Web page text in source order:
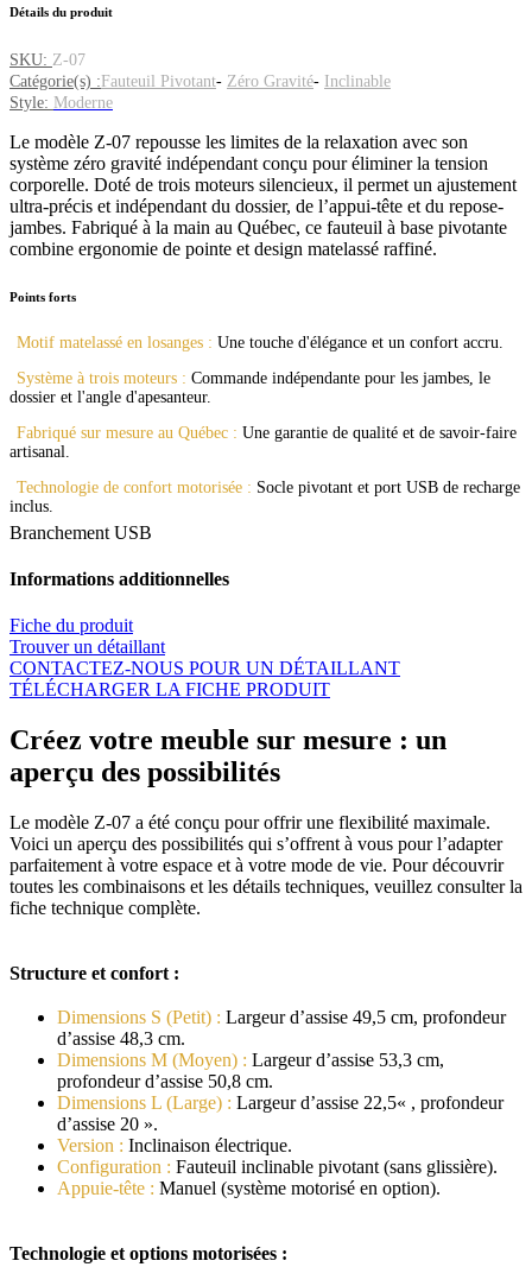
Détails du produit
SKU: Z-07
Catégorie(s) :Fauteuil Pivotant- Zéro Gravité- Inclinable
Style: Moderne
Le modèle Z-07 repousse les limites de la relaxation avec son
système zéro gravité indépendant conçu pour éliminer la tension
corporelle. Doté de trois moteurs silencieux, il permet un ajustement
ultra-précis et indépendant du dossier, de l’appui-tête et du repose-
jambes. Fabriqué à la main au Québec, ce fauteuil à base pivotante
combine ergonomie de pointe et design matelassé raffiné.
Points forts
Motif matelassé en losanges : Une touche d'élégance et un confort accru.
Système à trois moteurs : Commande indépendante pour les jambes, le
dossier et l'angle d'apesanteur.
Fabriqué sur mesure au Québec : Une garantie de qualité et de savoir-faire
artisanal.
Technologie de confort motorisée : Socle pivotant et port USB de recharge
inclus.
Branchement USB
Informations additionnelles
Fiche du produit
Trouver un détaillant
CONTACTEZ-NOUS POUR UN DÉTAILLANT
TÉLÉCHARGER LA FICHE PRODUIT
Créez votre meuble sur mesure : un
aperçu des possibilités
Le modèle Z-07 a été conçu pour offrir une flexibilité maximale.
Voici un aperçu des possibilités qui s’offrent à vous pour l’adapter
parfaitement à votre espace et à votre mode de vie. Pour découvrir
toutes les combinaisons et les détails techniques, veuillez consulter la
fiche technique complète.
Structure et confort :
Dimensions S (Petit) : Largeur d’assise 49,5 cm, profondeur
d’assise 48,3 cm.
Dimensions M (Moyen) : Largeur d’assise 53,3 cm,
profondeur d’assise 50,8 cm.
Dimensions L (Large) : Largeur d’assise 22,5« , profondeur
d’assise 20 ».
Version : Inclinaison électrique.
Configuration : Fauteuil inclinable pivotant (sans glissière).
Appuie-tête : Manuel (système motorisé en option).
Technologie et options motorisées :